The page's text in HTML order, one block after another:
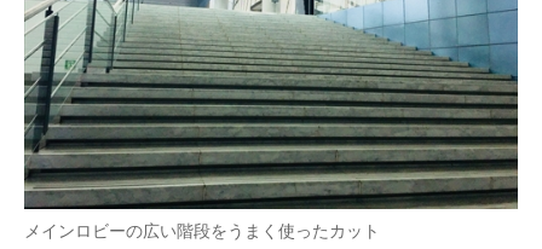
メインロビーの広い階段をうまく使ったカット